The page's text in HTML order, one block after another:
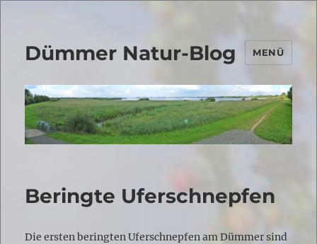
Dümmer Natur-Blog MENÜ
Beringte Uferschnepfen
Die ersten beringten Uferschnepfen am Dümmer sind